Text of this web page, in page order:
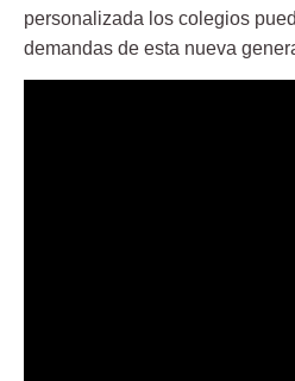
personalizada los colegios
demandas de esta nueva